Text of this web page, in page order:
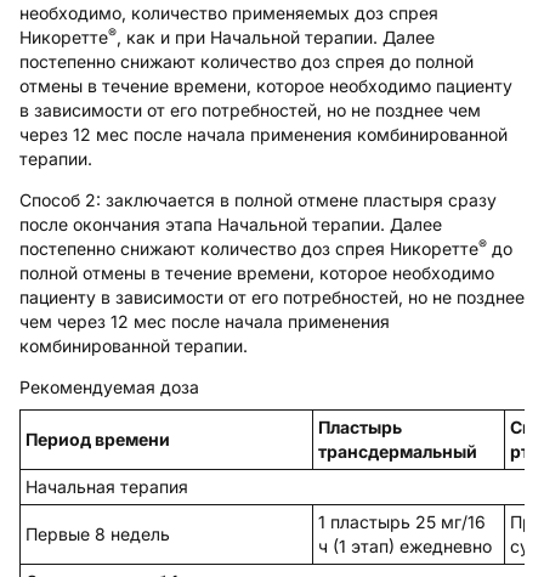
необходимо, количество применяемых доз спрея
Никоретте®, как и при Начальной терапии. Далее
постепенно снижают количество доз спрея до полной
отмены в течение времени, которое необходимо пациенту
в зависимости от его потребностей, но не позднее чем
через 12 мес после начала применения комбинированной
терапии.
Способ 2: заключается в полной отмене пластыря сразу
после окончания этапа Начальной терапии. Далее
постепенно снижают количество доз спрея Никоретте® до
полной отмены в течение времени, которое необходимо
пациенту в зависимости от его потребностей, но не позднее
чем через 12 мес после начала применения
комбинированной терапии.
Рекомендуемая доза
Период времени
Пластырь
трансдермальный
рта
Начальная терапия
Первые 8 недель
1 пластырь 25 мг/16
ч (1 этап) ежедневно